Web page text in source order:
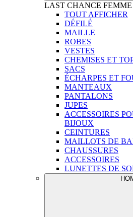
LAST CHANCE FEMME
TOUT AFFICHER
DÉFILÉ
MAILLE
ROBES
VESTES
CHEMISES ET
SACS
ÉCHARPES ET
MANTEAUX
PANTALONS
JUPES
ACCESSOIRES
BIJOUX
CEINTURES
MAILLOTS DE
CHAUSSURES
ACCESSOIRES
LUNETTES DE